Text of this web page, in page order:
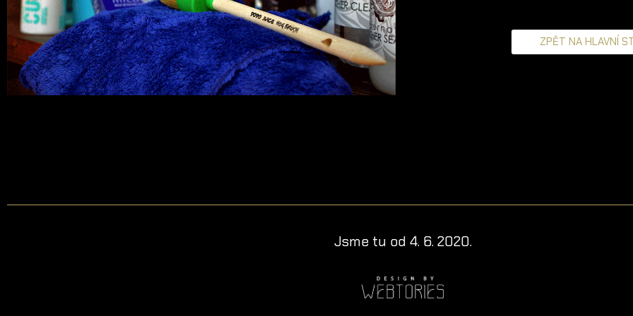
ZPĚT NA HLAVNÍ
Jsme tu od 4. 6. 2020.